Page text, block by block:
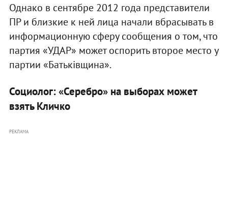
Однако в сентябре 2012 года представители
ПР и близкие к ней лица начали вбрасывать в
информационную сферу сообщения о том, что
партия «УДАР» может оспорить второе место у
партии «Батьківщина».
Социолог: «Серебро» на выборах может
взять Кличко
РЕКЛАМА